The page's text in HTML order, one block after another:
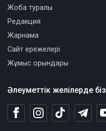
Әлеуметтік желілерде біз
Жоба туралы
Редакция
Жарнама
Сайт ережелері
Жұмыс орындары